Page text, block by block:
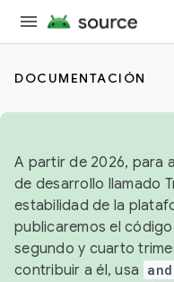
DOCUMENTACIÓN
A partir de 2026, para
de desarrollo llamado
estabilidad de la
publicaremos el
segundo y cuarto
contribuir a él, usa